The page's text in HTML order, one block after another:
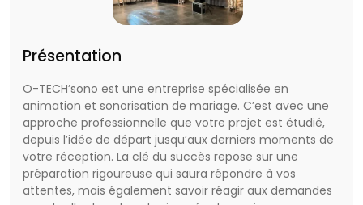
Présentation
O-TECH’sono est une entreprise spécialisée en
animation et sonorisation de mariage. C’est avec une
approche professionnelle que votre projet est étudié,
depuis l’idée de départ jusqu’aux derniers moments de
votre réception. La clé du succès repose sur une
préparation rigoureuse qui saura répondre à vos
attentes, mais également savoir réagir aux demandes